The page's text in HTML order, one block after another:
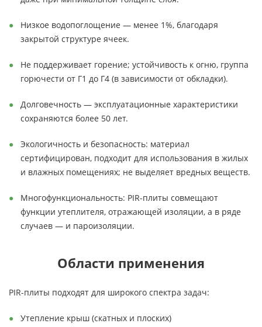
Низкое водопоглощение — менее 1%, благодаря
закрытой структуре ячеек.
Не поддерживает горение; устойчивость к огню, группа
горючести от Г1 до Г4 (в зависимости от обкладки).
Долговечность — эксплуатационные характеристики
сохраняются более 50 лет.
Экологичность и безопасность: материал
сертифицирован, подходит для использования в жилых
и влажных помещениях; не выделяет вредных веществ.
Многофункциональность: PIR-плиты совмещают
функции утеплителя, отражающей изоляции, а в ряде
случаев — и пароизоляции.
Области применения
PIR-плиты подходят для широкого спектра задач:
Утепление крыш (скатных и плоских)